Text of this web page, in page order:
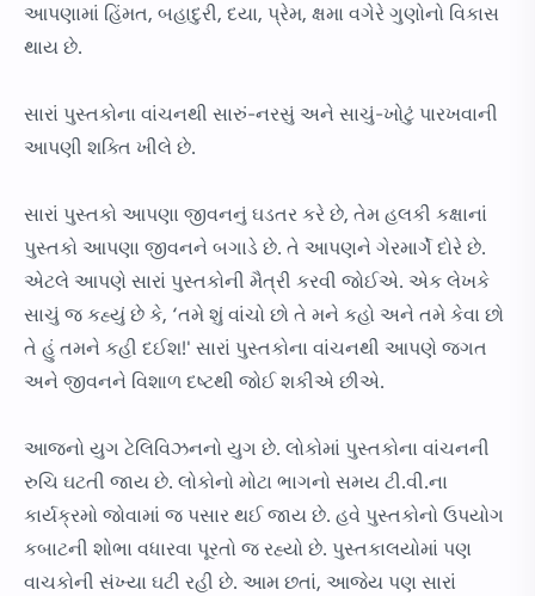
આપણામાં હિંમત, બહાદુરી, દયા, પ્રેમ, ક્ષમા વગેરે ગુણોનો વિકાસ
થાય છે.
સારાં પુસ્તકોના વાંચનથી સારું-નરસું અને સાચું-ખોટું પારખવાની
આપણી શક્તિ ખીલે છે.
સારાં પુસ્તકો આપણા જીવનનું ઘડતર કરે છે, તેમ હલકી કક્ષાનાં
પુસ્તકો આપણા જીવનને બગાડે છે. તે આપણને ગેરમાર્ગે દોરે છે.
એટલે આપણે સારાં પુસ્તકોની મૈત્રી કરવી જોઈએ. એક લેખકે
સાચું જ કહ્યું છે કે, ‘તમે શું વાંચો છો તે મને કહો અને તમે કેવા છો
તે હું તમને કહી દઈશ!' સારાં પુસ્તકોના વાંચનથી આપણે જગત
અને જીવનને વિશાળ દષ્ટથી જોઈ શકીએ છીએ.
આજનો યુગ ટેલિવિઝનનો યુગ છે. લોકોમાં પુસ્તકોના વાંચનની
રુચિ ઘટતી જાય છે. લોકોનો મોટા ભાગનો સમય ટી.વી.ના
કાર્યક્રમો જોવામાં જ પસાર થઈ જાય છે. હવે પુસ્તકોનો ઉપયોગ
કબાટની શોભા વધારવા પૂરતો જ રહ્યો છે. પુસ્તકાલયોમાં પણ
વાચકોની સંખ્યા ઘટી રહી છે. આમ છતાં, આજેય પણ સારાં